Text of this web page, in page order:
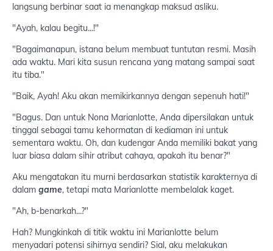
langsung berbinar saat ia menangkap maksud asliku.
"Ayah, kalau begitu...!"
"Bagaimanapun, istana belum membuat tuntutan resmi. Masih
ada waktu. Mari kita susun rencana yang matang sampai saat
itu tiba."
"Baik, Ayah! Aku akan memikirkannya dengan sepenuh hati!"
"Bagus. Dan untuk Nona Marianlotte, Anda dipersilakan untuk
tinggal sebagai tamu kehormatan di kediaman ini untuk
sementara waktu. Oh, dan kudengar Anda memiliki bakat yang
luar biasa dalam sihir atribut cahaya, apakah itu benar?"
Aku mengatakan itu murni berdasarkan statistik karakternya di
dalam game, tetapi mata Marianlotte membelalak kaget.
"Ah, b-benarkah...?"
Hah? Mungkinkah di titik waktu ini Marianlotte belum
menyadari potensi sihirnya sendiri? Sial, aku melakukan